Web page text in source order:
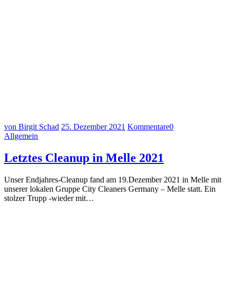
von Birgit Schad 25. Dezember 2021 Kommentare0
Allgemein
Letztes Cleanup in Melle 2021
Unser Endjahres-Cleanup fand am 19.Dezember 2021 in Melle mit
unserer lokalen Gruppe City Cleaners Germany – Melle statt. Ein
stolzer Trupp -wieder mit…